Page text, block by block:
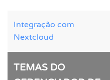
Integração com
Nextcloud
TEMAS DO